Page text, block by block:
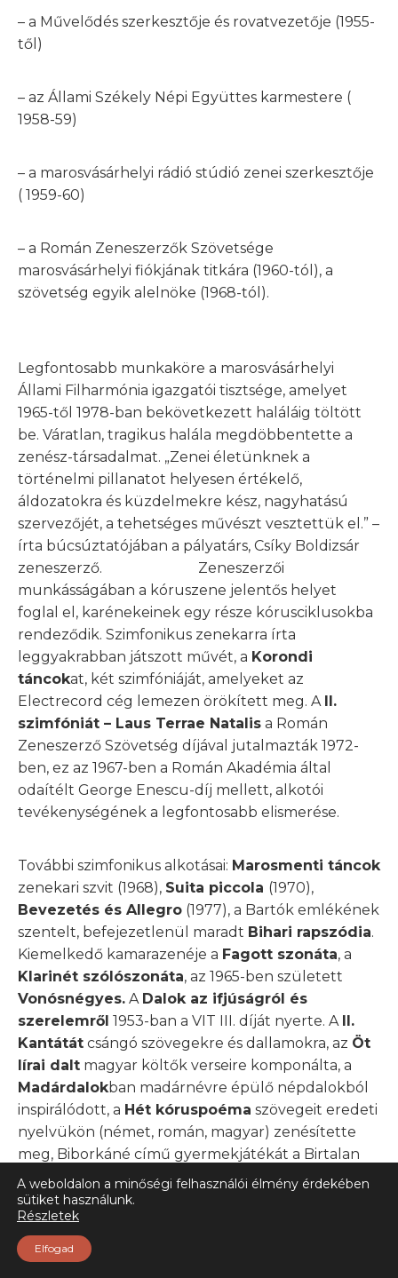
– a Művelődés szerkesztője és rovatvezetője (1955-
től)
– az Állami Székely Népi Együttes karmestere (
1958-59)
– a marosvásárhelyi rádió stúdió zenei szerkesztője
( 1959-60)
– a Román Zeneszerzők Szövetsége
marosvásárhelyi fiókjának titkára (1960-tól), a
szövetség egyik alelnöke (1968-tól).
Legfontosabb munkaköre a marosvásárhelyi
Állami Filharmónia igazgatói tisztsége, amelyet
1965-től 1978-ban bekövetkezett haláláig töltött
be. Váratlan, tragikus halála megdöbbentette a
zenész-társadalmat. „Zenei életünknek a
történelmi pillanatot helyesen értékelő,
áldozatokra és küzdelmekre kész, nagyhatású
szervezőjét, a tehetséges művészt vesztettük el.” –
írta búcsúztatójában a pályatárs, Csíky Boldizsár
zeneszerző. Zeneszerzői
munkásságában a kóruszene jelentős helyet
foglal el, karénekeinek egy része kórusciklusokba
rendeződik. Szimfonikus zenekarra írta
leggyakrabban játszott művét, a Korondi
táncokat, két szimfóniáját, amelyeket az
Electrecord cég lemezen örökített meg. A II.
szimfóniát – Laus Terrae Natalis a Román
Zeneszerző Szövetség díjával jutalmazták 1972-
ben, ez az 1967-ben a Román Akadémia által
odaítélt George Enescu-díj mellett, alkotói
tevékenységének a legfontosabb elismerése.
További szimfonikus alkotásai: Marosmenti táncok
zenekari szvit (1968), Suita piccola (1970),
Bevezetés és Allegro (1977), a Bartók emlékének
szentelt, befejezetlenül maradt Bihari rapszódia.
Kiemelkedő kamarazenéje a Fagott szonáta, a
Klarinét szólószonáta, az 1965-ben született
Vonósnégyes. A Dalok az ifjúságról és
szerelemről 1953-ban a VIT III. díját nyerte. A II.
Kantátát csángó szövegekre és dallamokra, az Öt
lírai dalt magyar költők verseire komponálta, a
Madárdalokban madárnévre épülő népdalokból
inspirálódott, a Hét kóruspoéma szövegeit eredeti
nyelvükön (német, román, magyar) zenésítette
meg, Biborkáné című gyermekjátékát a Birtalan
József által vezetett gyermekegyüttes adta elő.
társszerzőként írt
A weboldalon a minőségi felhasználói élmény érdekében
sütiket használunk.
Részletek
Elfogad